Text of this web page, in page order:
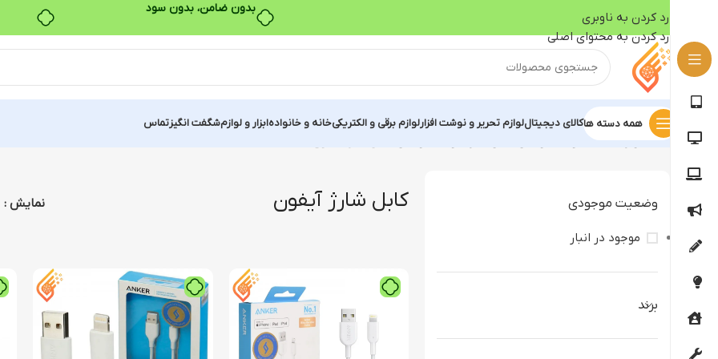
بدون ضامن، بدون سود
رد کردن به ناوبری
رد کردن به محتوای اصلی
همه دسته هاکالای دیجیتاللوازم تحریر و نوشت افزارلوازم برقی و الکتریکیخانه و خانوادهابزار و لوازمشگفت انگیزتماس
خانه لوازم جانبی گوشی موبایل
وضعیت موجودی
موجود در انبار
برند
کابل شارژ آیفون نمایش